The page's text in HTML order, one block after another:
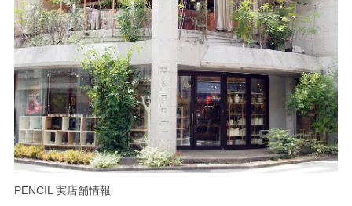
PENCIL 実店舗情報